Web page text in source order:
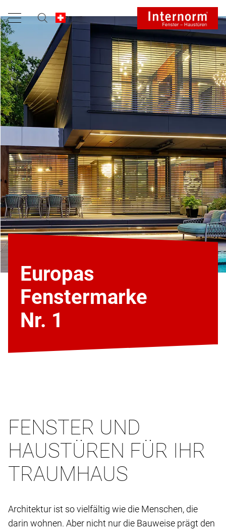
Europas
Fenstermarke
Nr. 1
FENSTER UND
HAUSTÜREN FÜR IHR
TRAUMHAUS
Architektur ist so vielfältig wie die Menschen, die
darin wohnen. Aber nicht nur die Bauweise prägt den